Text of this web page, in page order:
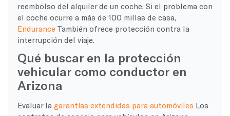
reembolso del alquiler de un coche. Si el problema con
el coche ocurre a más de 100 millas de casa,
Endurance También ofrece protección contra la
interrupción del viaje.
Qué buscar en la protección
vehicular como conductor en
Arizona
Evaluar la garantías extendidas para automóviles Los